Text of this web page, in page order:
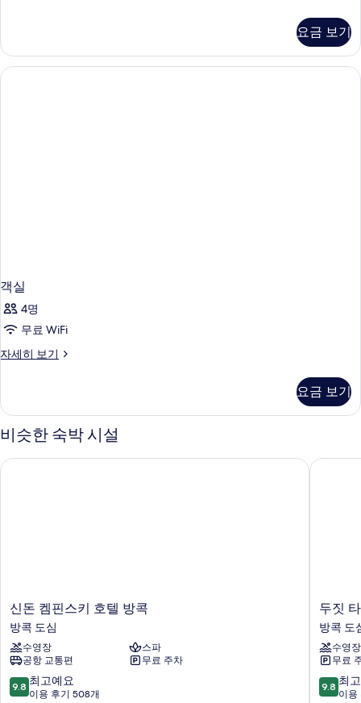
히
보
기
요금 보기
객실
4명
무료 WiFi
자세히 보기
객
히
기
요금 보기
비슷한 숙박 시설
신
돈
켐
핀
스
키
호
신돈 켐핀스키 호텔 방콕
방콕 도심
수영장
스파
공항 교통편
무료 주차
10
점
9.8 최고예요
이용 후기 508개
신돈 켐핀스키 호텔 방콕
두
짓
타
니
방
콕
방
두짓
방콕 도
수영장
무료
10
점
9.8 최
이용
두짓 타